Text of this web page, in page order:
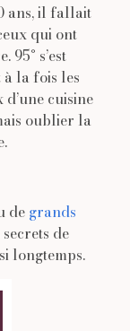
ans, il fallait
qui ont
s’est
la fois les
d’une cuisine
oublier la
de grands
de
longtemps.